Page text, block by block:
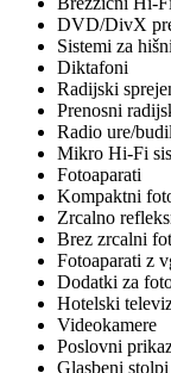
DVD/DivX
Sistemi za
Diktafoni
Radijski
Prenosni
Radio ure/
Mikro Hi-Fi
Fotoaparati
Kompaktni
Zrcalno
Brez zrcalni
Fotoaparati z
Dodatki za
Hotelski
Videokamere
Poslovni
Glasbeni stolpi